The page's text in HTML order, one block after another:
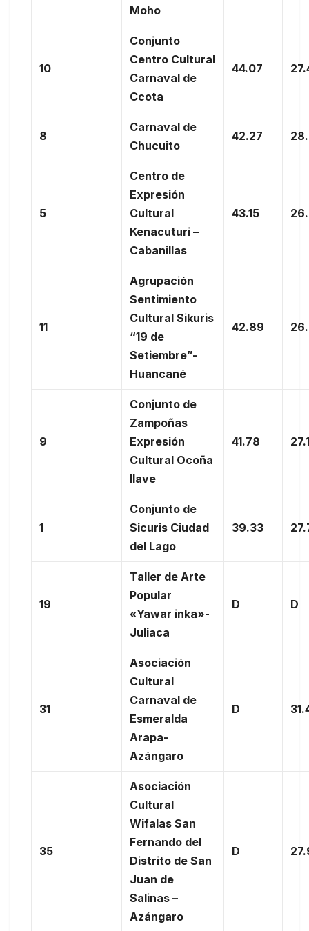
Moho
10
Conjunto
Centro Cultural
Carnaval de
Ccota
44.07
8
Carnaval de
Chucuito
42.27
5
Centro de
Expresión
Cultural
Kenacuturi –
Cabanillas
43.15
11
Agrupación
Sentimiento
Cultural Sikuris
“19 de
Setiembre”-
Huancané
42.89
9
Conjunto de
Zampoñas
Expresión
Cultural Ocoña
Ilave
41.78
1
Conjunto de
Sicuris Ciudad
del Lago
39.33
19
Taller de Arte
Popular
«Yawar inka»-
Juliaca
D D
31
Asociación
Cultural
Carnaval de
Esmeralda
Arapa-
Azángaro
D
35
Asociación
Cultural
Wifalas San
Fernando del
Distrito de San
Juan de
Salinas –
Azángaro
D